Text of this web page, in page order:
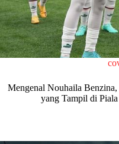
Mengenal Nouhaila
yang Tampil di